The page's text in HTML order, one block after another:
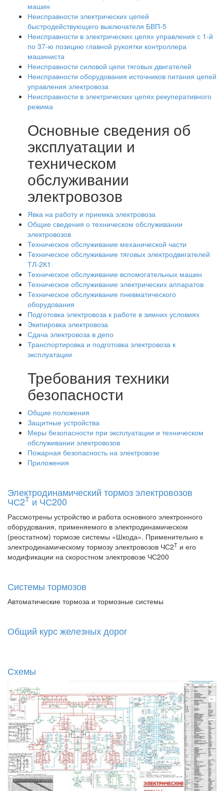
машин
Неисправности электрических цепей
быстродействующего выключателя БВП-5
Неисправности в электрических цепях управления с 1-й
по 37-ю позицию главной рукоятки контроллера
машиниста
Неисправности силовой цепи тяговых двигателей
Неисправности оборудования источников питания цепей
управления электровоза
Неисправности в электрических цепях рекуперативного
режима
Основные сведения об
эксплуатации и
техническом
обслуживании
электровозов
Явка на работу и приемка электровоза
Общие сведения о техническом обслуживании
электровозов
Техническое обслуживание механической части
Техническое обслуживание тяговых электродвигателей
ТЛ-2К1
Техническое обслуживание вспомогательных машин
Техническое обслуживание электрических аппаратов
Техническое обслуживание пневматического
оборудования
Подготовка электровоза к работе в зимних условиях
Экипировка электровоза
Сдача электровоза в депо
Транспортировка и подготовка электровоза к
эксплуатации
Требования техники
безопасности
Общие положения
Защитные устройства
Меры безопасности при эксплуатации и техническом
обслуживании электровозов
Пожарная безопасность на электровозе
Приложения
Электродинамический тормоз электровозов
ЧС2Т и ЧС200
Рассмотрены устройство и работа основного электронного
оборудования, применяемого в электродинамическом
(реостатном) тормозе системы «Шкода». Применительно к
электродинамическому тормозу электровозов ЧС2Т и его
модификации на скоростном электровозе ЧС200
Системы тормозов
Автоматические тормоза и тормозные системы
Общий курс железных дорог
Схемы